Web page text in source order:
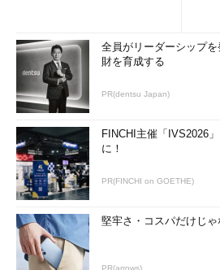
全員がリーダーシップ
財を育成する
PR(dentsu Japan)
FINCHI主催「IVS2026
に！
PR(FINCHI on GOETHE)
堅牢さ・コスパだけじ
PR(arrows)